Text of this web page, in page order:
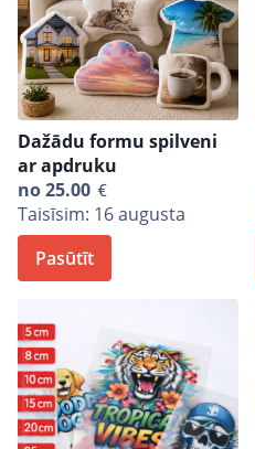
Dažādu formu spilveni
ar apdruku
no25.00
Taisīsim: 16 augusta
Pasūtīt